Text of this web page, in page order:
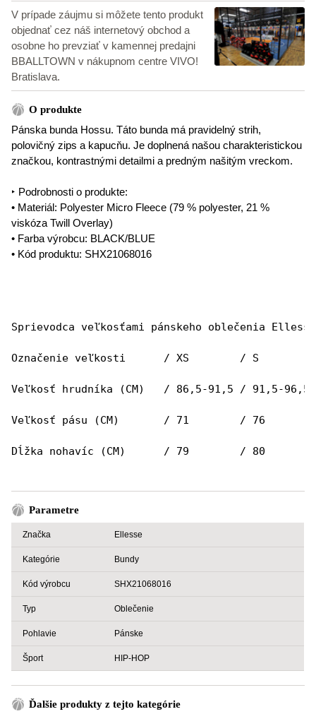
V prípade záujmu si môžete tento produkt
objednať cez náš internetový obchod a
osobne ho prevziať v kamennej predajni
BBALLTOWN v nákupnom centre VIVO!
Bratislava.
O produkte
Pánska bunda Hossu. Táto bunda má pravidelný strih,
polovičný zips a kapucňu. Je doplnená našou charakteristickou
značkou, kontrastnými detailmi a predným našitým vreckom.
‣ Podrobnosti o produkte:
• Materiál: Polyester Micro Fleece (79 % polyester, 21 %
viskóza Twill Overlay)
• Farba výrobcu: BLACK/BLUE
• Kód produktu: SHX21068016
Sprievodca veľkosťami pánskeho oblečenia Ellesse
Označenie veľkosti 	/ XS
Veľkosť hrudníka (CM) 	/ 86,5-
Veľkosť pásu (CM) 	/ 71
Dĺžka nohavíc (CM) 	/ 79
Parametre
Značka Ellesse
Kategórie Bundy
Kód výrobcu SHX21068016
Typ Oblečenie
Pohlavie Pánske
Šport HIP-HOP
Ďalšie produkty z tejto kategórie